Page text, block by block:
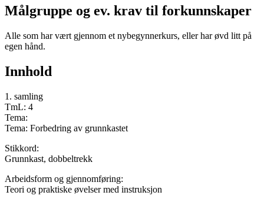
Målgruppe og ev. krav til forkunnskaper
Alle som har vært gjennom et nybegynnerkurs, eller har øvd litt på
egen hånd.
Innhold
1. samling
TmL: 4
Tema:
Tema: Forbedring av grunnkastet
Stikkord:
Grunnkast, dobbeltrekk
Arbeidsform og gjennomføring:
Teori og praktiske øvelser med instruksjon